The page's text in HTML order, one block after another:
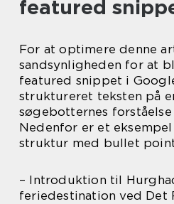
featured
For at optimere denne
sandsynligheden for at
featured snippet i
struktureret teksten på
søgebotternes
Nedenfor er et
struktur med bullet
– Introduktion til
feriedestination ved Det